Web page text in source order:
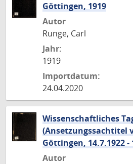
Göttingen, 1919
Autor
Runge, Carl
Jahr:
1919
Importdatum:
24.04.2020
Wissenschaftliches
(Ansetzungssachtitel
Göttingen, 14.7.1922 -
Autor